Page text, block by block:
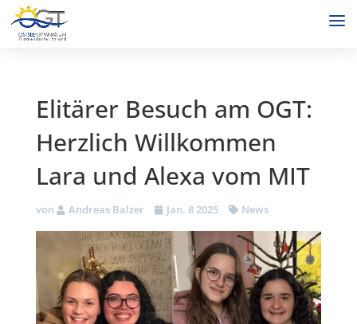
Elitärer Besuch am OGT:
Herzlich Willkommen
Lara und Alexa vom MIT
von Andreas Balzer Jan. 8 2025 News